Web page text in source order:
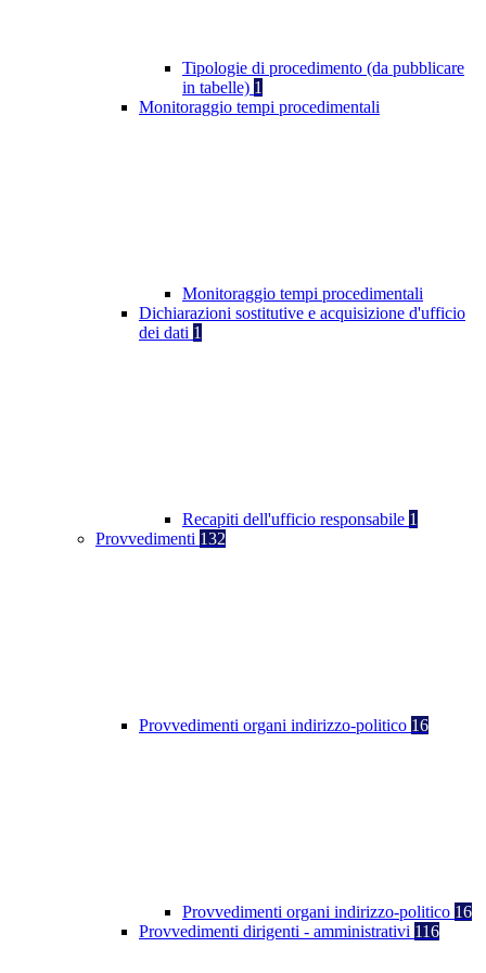
Tipologie di procedimento (da pubblicare
in tabelle) 1
Monitoraggio tempi procedimentali
Monitoraggio tempi procedimentali
Dichiarazioni sostitutive e acquisizione d'ufficio
dei dati 1
Recapiti dell'ufficio responsabile 1
Provvedimenti 132
Provvedimenti organi indirizzo-politico 16
Provvedimenti organi indirizzo-politico 16
Provvedimenti dirigenti - amministrativi 116